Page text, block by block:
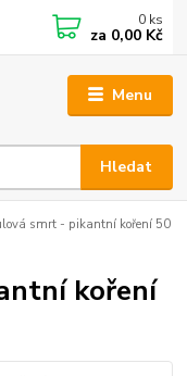
Menu
Hledat
0 ks
za 0,00 Kč
smrt - pikantní koření 50
koření